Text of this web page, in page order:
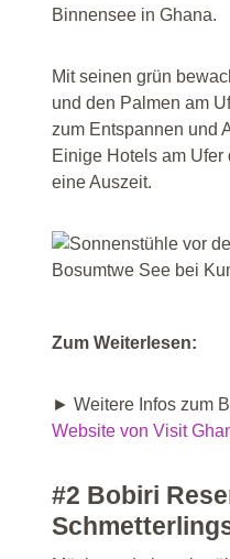
Binnensee in Ghana.
Mit seinen grün
und den Palmen am
zum Entspannen und
Einige Hotels am
eine Auszeit.
Zum Weiterlesen:
► Weitere Infos zum
Website von Visit
#2 Bobiri